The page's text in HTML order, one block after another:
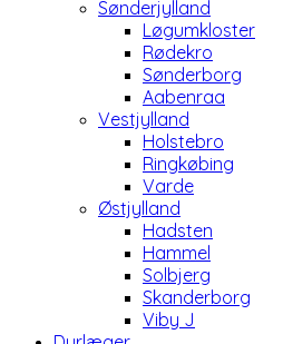
Sønderjylland
Løgumkloster
Rødekro
Sønderborg
Aabenraa
Vestjylland
Holstebro
Ringkøbing
Varde
Østjylland
Hadsten
Hammel
Solbjerg
Skanderborg
Viby J